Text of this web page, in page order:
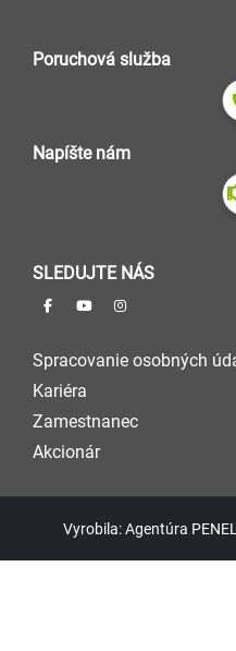
Poruchová služba
Napíšte nám
SLEDUJTE NÁS
Spracovanie osobných
Kariéra
Zamestnanec
Akcionár
Vyrobila: Agentúra